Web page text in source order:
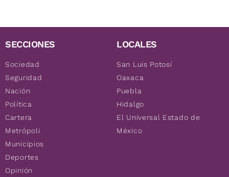
SECCIONES
Sociedad
Seguridad
Nación
Política
Cartera
Metrópoli
Municipios
Deportes
Opinión
LOCALES
San Luis Potosí
Oaxaca
Puebla
Hidalgo
El Universal Estado de
México